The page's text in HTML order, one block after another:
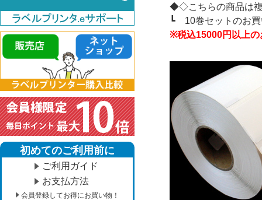
初めてのご利用前に
ご利用ガイド
お支払方法
会員登録してお得にお買い物！
◆◇こちらの商品は
┗ 10巻セットのお
※税込15000円以上の